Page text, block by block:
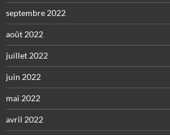
septembre 2022
août 2022
juillet 2022
juin 2022
mai 2022
avril 2022